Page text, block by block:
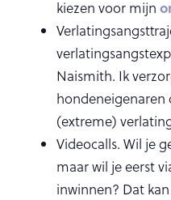
kiezen voor mijn
Naismith. Ik
(extreme)
Videocalls. Wil je
maar wil je eerst
inwinnen? Dat